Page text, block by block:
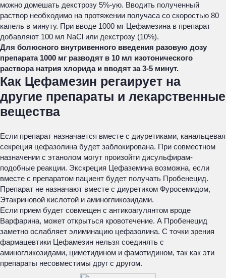
можно домешать декстрозу 5%-ую. Вводить полученный
раствор необходимо на протяжении получаса со скоростью 80
капель в минуту. При вводе 1000 мг Цефамезина в препарат
добавляют 100 мл NaCl или декстрозу (10%).
Для болюсного внутривенного введения разовую дозу
препарата 1000 мг разводят в 10 мл изотонического
раствора натрия хлорида и вводят за 3-5 минут.
Как Цефамезин регаирует на
другие препараты и лекарственные
вещества
Если препарат назначается вместе с диуретиками, канальцевая
секреция цефазолина будет заблокирована. При совместном
назначении с этанолом могут произойти дисульфирам-
подобные реакции. Экскреция Цефаземина возможна, если
вместе с препаратом пациент будет получать Пробенецид.
Препарат не назначают вместе с диуретиком Фуросемидом,
Этакриновой кислотой и аминогликозидами.
Если прием будет совмещен с антикоагулянтом вроде
Варфарина, может открыться кровотечение. А Пробенецид
заметно ослабляет элиминацию цефазолина. С точки зрения
фармацевтики Цефамезин нельзя соединять с
аминогликозидами, циметидином и фамотидином, так как эти
препараты несовместимы друг с другом.